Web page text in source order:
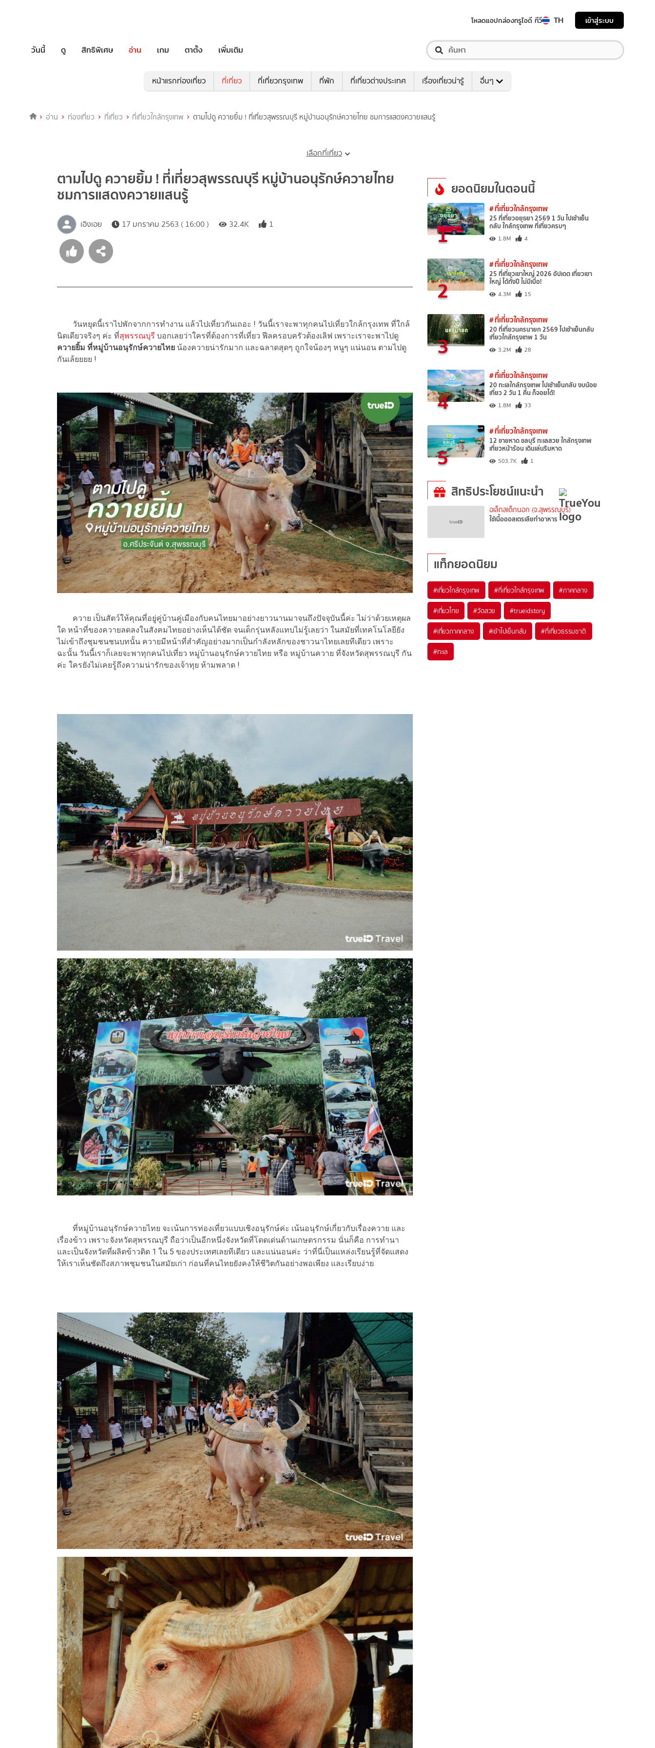
โหลดแอปกล่องทรูไอดี ทีวี TH เข้าสู่ระบบ
วันนี้ ดู สิทธิพิเศษ อ่าน เกม ตาตั้ง เพิ่มเติม
หน้าแรกท่องเที่ยว ที่เที่ยว ที่เที่ยวกรุงเทพ ที่พัก ที่เที่ยวต่างประเทศ เรื่องเที่ยวน่ารู้ อื่นๆ
อ่าน ท่องเที่ยว ที่เที่ยว ที่เที่ยวใกล้กรุงเทพ ตามไปดู ควายยิ้ม ! ที่เที่ยวสุพรรณบุรี หมู่บ้านอนุรักษ์ควายไทย ชมการแสดงควายแสนรู้
เลือกที่เที่ยว
ตามไปดู ควายยิ้ม ! ที่เที่ยวสุพรรณบุรี หมู่บ้านอนุรักษ์ควายไทย
ชมการแสดงควายแสนรู้
เอิงเอย 17 มกราคม 2563 ( 16:00 ) 32.4K 1
วันหยุดนี้เราไปพักจากการทำงาน แล้วไปเที่ยวกันเถอะ ! วันนี้เราจะพาทุกคนไปเที่ยวใกล้กรุงเทพ ที่ใกล้
นิดเดียวจริงๆ ค่ะ ที่สุพรรณบุรี บอกเลยว่าใครที่ต้องการที่เที่ยว ฟีลครอบครัวต้องเลิฟ เพราะเราจะพาไปดู
ควายยิ้ม ที่หมู่บ้านอนุรักษ์ควายไทย น้องควายน่ารักมาก และฉลาดสุดๆ ถูกใจน้องๆ หนูๆ แน่นอน ตามไปดู
กันเล้ยยยย !
ควาย เป็นสัตว์ให้คุณที่อยู่คู่บ้านคู่เมืองกับคนไทยมาอย่างยาวนานมาจนถึงปัจจุบันนี้ค่ะ ไม่ว่าด้วยเหตุผล
ใด หน้าที่ของควายลดลงในสังคมไทยอย่างเห็นได้ชัด จนเด็กรุ่นหลังแทบไม่รู้เลยว่า ในสมัยที่เทคโนโลยียัง
ไม่เข้าถึงชุมชนชนบทนั้น ควายมีหน้าที่สำคัญอย่างมากเป็นกำลังหลักของชาวนาไทยเลยทีเดียว เพราะ
ฉะนั้น วันนี้เราก็เลยจะพาทุกคนไปเที่ยว หมู่บ้านอนุรักษ์ควายไทย หรือ หมู่บ้านควาย ที่จังหวัดสุพรรณบุรี กัน
ค่ะ ใครยังไม่เคยรู้ถึงความน่ารักของเจ้าทุย ห้ามพลาด !
ที่หมู่บ้านอนุรักษ์ควายไทย จะเน้นการท่องเที่ยวแบบเชิงอนุรักษ์ค่ะ เน้นอนุรักษ์เกี่ยวกับเรื่องควาย และ
เรื่องข้าว เพราะจังหวัดสุพรรณบุรี ถือว่าเป็นอีกหนึ่งจังหวัดที่โดดเด่นด้านเกษตรกรรม นั่นก็คือ การทำนา
และเป็นจังหวัดที่ผลิตข้าวติด 1 ใน 5 ของประเทศเลยทีเดียว และแน่นอนค่ะ ว่าที่นี่เป็นแหล่งเรียนรู้ที่จัดแสดง
ให้เราเห็นชัดถึงสภาพชุมชนในสมัยเก่า ก่อนที่คนไทยยังคงให้ชีวิตกันอย่างพอเพียง และเรียบง่าย
ยอดนิยมในตอนนี้
1
# ที่เที่ยวใกล้กรุงเทพ
25 ที่เที่ยวอยุธยา 2569 1 วัน ไปเช้าเย็น
กลับ ใกล้กรุงเทพ ที่เที่ยวครบๆ
1.8M 4
2
# ที่เที่ยวใกล้กรุงเทพ
25 ที่เที่ยวเขาใหญ่ 2026 อัปเดต เที่ยวเขา
ใหญ่ ได้ทั้งปี ไม่มีเบื่อ!
4.3M 15
3
# ที่เที่ยวใกล้กรุงเทพ
20 ที่เที่ยวนครนายก 2569 ไปเช้าเย็นกลับ
เที่ยวใกล้กรุงเทพ 1 วัน
3.2M 28
4
# ที่เที่ยวใกล้กรุงเทพ
20 ทะเลใกล้กรุงเทพ ไปเช้าเย็นกลับ งบน้อย
เที่ยว 2 วัน 1 คืน ก็จอยได้!
1.8M 33
5
# ที่เที่ยวใกล้กรุงเทพ
12 ชายหาด ชลบุรี ทะเลสวย ใกล้กรุงเทพ
เที่ยวหน้าร้อน เดินเล่นริมหาด
503.7K 1
สิทธิประโยชน์แนะนำ
อเล็กสเต็กนอก (จ.สุพรรณบุรี)
ใช้เนื้อออสเตรเลียทำอาหาร
แท็กยอดนิยม
#เที่ยวใกล้กรุงเทพ #ที่เที่ยวใกล้กรุงเทพ #ภาคกลาง
#เที่ยวไทย #วัดสวย #trueidstory
#เที่ยวภาคกลาง #เช้าไปเย็นกลับ #ที่เที่ยวธรรมชาติ
#ทะเล